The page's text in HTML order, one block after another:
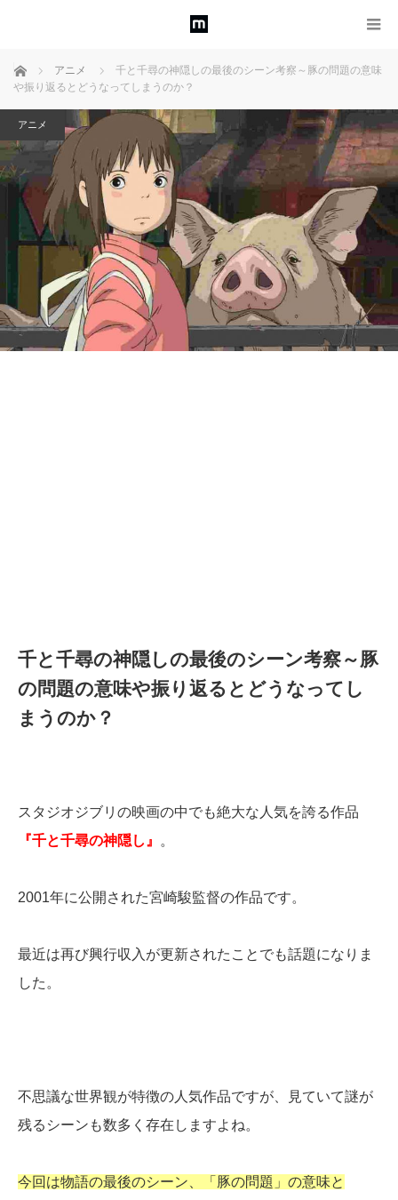
ホーム アニメ
千と千尋の神隠しの最後のシーン考察～豚の問題の意味
や振り返るとどうなってしまうのか？
アニメ
千と千尋の神隠しの最後のシーン考察～豚
の問題の意味や振り返るとどうなってし
まうのか？
スタジオジブリの映画の中でも絶大な人気を誇る作品
『千と千尋の神隠し』
。
2001年に公開された宮崎駿監督の作品です。
最近は再び興行収入が更新されたことでも話題になりま
した。
不思議な世界観が特徴の人気作品ですが、見ていて謎が
残るシーンも数多く存在しますよね。
今回は物語の最後のシーン、「豚の問題」の意味と